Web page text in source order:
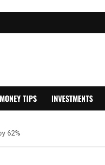
MONEY TIPS INVESTMENTS
62%